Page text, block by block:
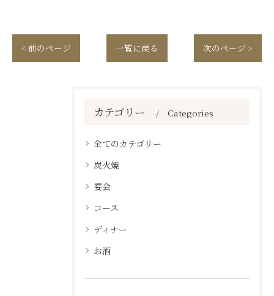
< 前のページ 一覧に戻る 次のページ >
カテゴリー Categories
全てのカテゴリー
炭火焼
宴会
コース
ディナー
お酒